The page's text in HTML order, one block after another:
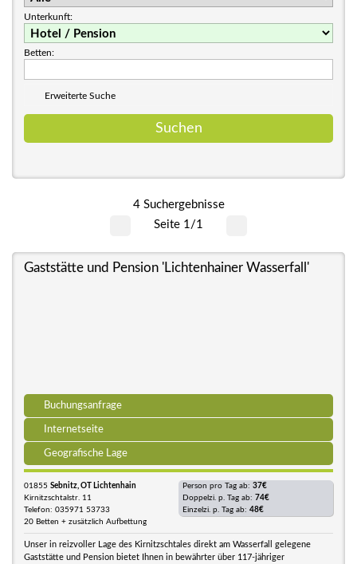
Unterkunft:
Betten:
Erweiterte Suche
4 Suchergebnisse
Seite 1/1
Gaststätte und Pension 'Lichtenhainer Wasserfall'
Buchungsanfrage
Internetseite
Geografische Lage
01855 Sebnitz, OT Lichtenhain
Kirnitzschtalstr. 11
Telefon: 035971 53733
20 Betten + zusätzlich Aufbettung
Person pro Tag ab: 37€
Doppelzi. p. Tag ab: 74€
Einzelzi. p. Tag ab: 48€
Unser in reizvoller Lage des Kirnitzschtales direkt am Wasserfall gelegene
Gaststätte und Pension bietet Ihnen in bewährter über 117-jähriger